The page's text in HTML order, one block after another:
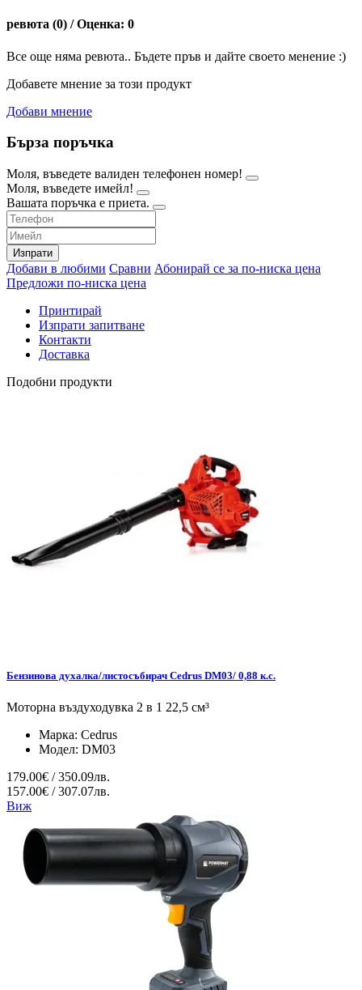
ревюта (0) / Оценка: 0
Все още няма ревюта.. Бъдете пръв и дайте своето менение :)
Добавете мнение за този продукт
Добави мнение
Бърза поръчка
Моля, въведете валиден телефонен номер!
Моля, въведете имейл!
Вашата поръчка е приета.
Изпрати
Добави в любими Сравни Абонирай се за по-ниска цена
Предложи по-ниска цена
Принтирай
Изпрати запитване
Контакти
Доставка
Подобни продукти
Бензинова духалка/листосъбирач Cedrus DM03/ 0,88 к.с.
Моторна въздуходувка 2 в 1 22,5 см³
Марка: Cedrus
Модел: DM03
179.00€ / 350.09лв.
157.00€ / 307.07лв.
Виж